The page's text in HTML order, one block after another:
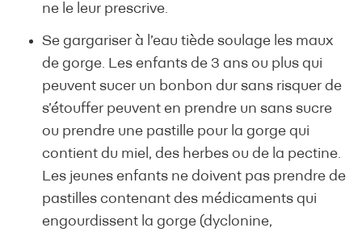
ne le leur prescrive.
Se gargariser à l’eau tiède soulage les maux
de gorge. Les enfants de 3 ans ou plus qui
peuvent sucer un bonbon dur sans risquer de
s’étouffer peuvent en prendre un sans sucre
ou prendre une pastille pour la gorge qui
contient du miel, des herbes ou de la pectine.
Les jeunes enfants ne doivent pas prendre de
pastilles contenant des médicaments qui
engourdissent la gorge (dyclonine,